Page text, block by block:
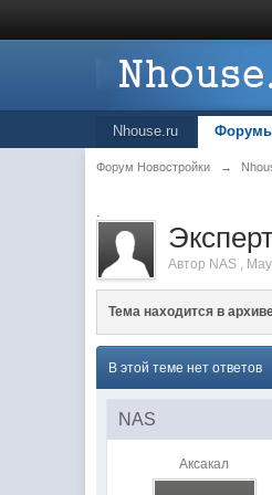
Nhouse.ru
Форум Новостройки →
.
Автор NAS ,
Тема находится в
В этой теме нет ответов
NAS
Аксакал